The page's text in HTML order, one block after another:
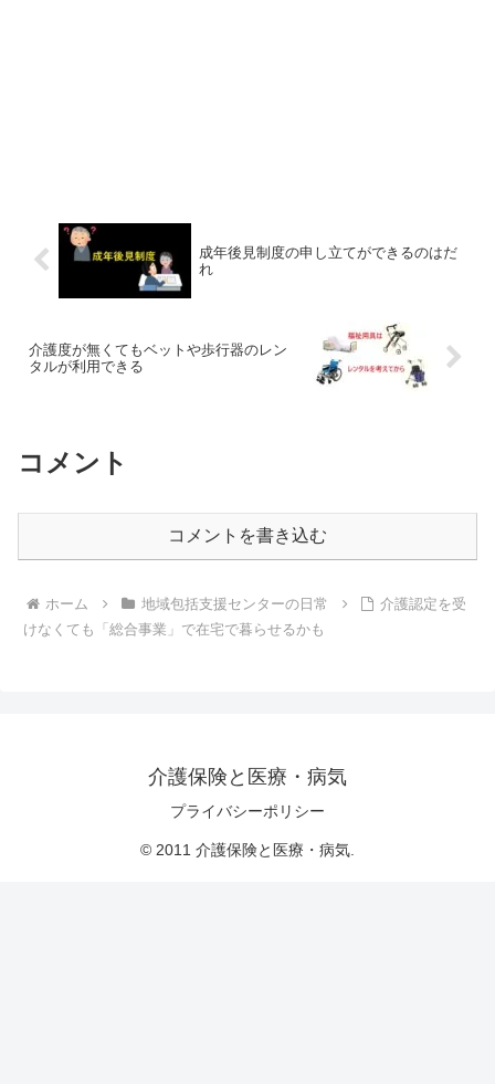
成年後見制度の申し立てができるのはだ
れ
介護度が無くてもベットや歩行器のレン
タルが利用できる
コメント
コメントを書き込む
ホーム 地域包括支援センターの日常
介護認定を受
けなくても「総合事業」で在宅で暮らせるかも
介護保険と医療・病気
プライバシーポリシー
© 2011 介護保険と医療・病気.